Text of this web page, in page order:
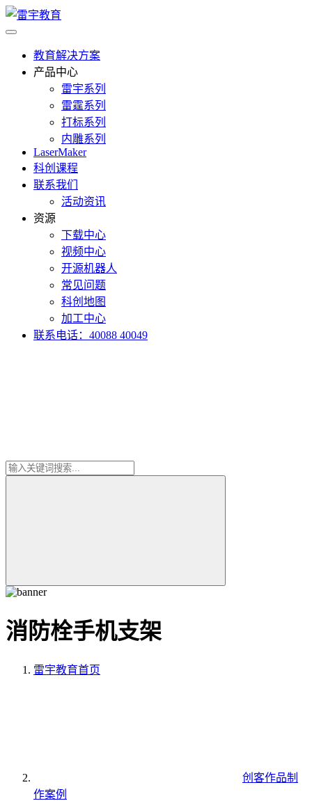
教育解决方案
产品中心
雷宇系列
雷霆系列
打标系列
内雕系列
LaserMaker
科创课程
联系我们
活动资讯
资源
下载中心
视频中心
开源机器人
常见问题
科创地图
加工中心
联系电话：40088 40049
消防栓手机支架
雷宇教育首页
创客作品制
作案例